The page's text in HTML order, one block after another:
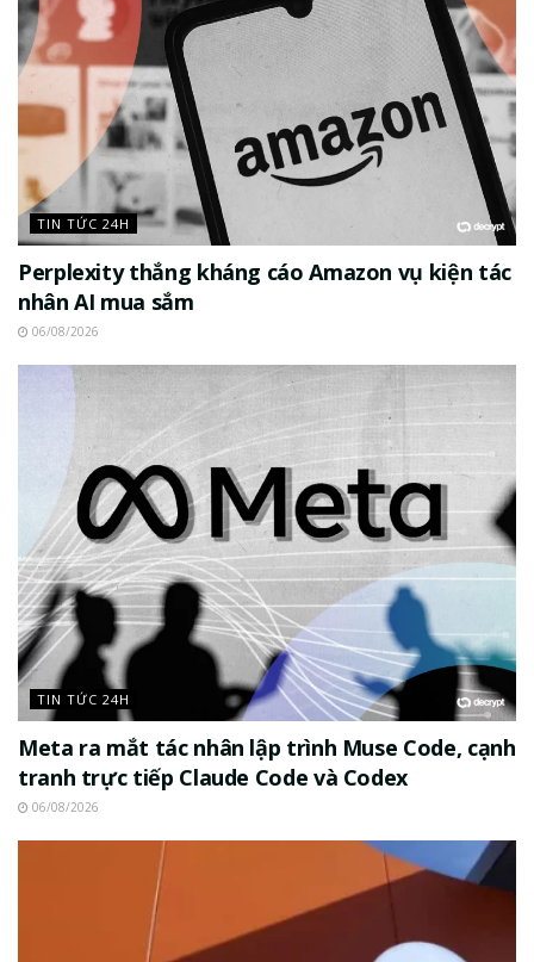
TIN TỨC 24H
Perplexity thắng kháng cáo Amazon vụ kiện tác
nhân AI mua sắm
06/08/2026
TIN TỨC 24H
Meta ra mắt tác nhân lập trình Muse Code, cạnh
tranh trực tiếp Claude Code và Codex
06/08/2026